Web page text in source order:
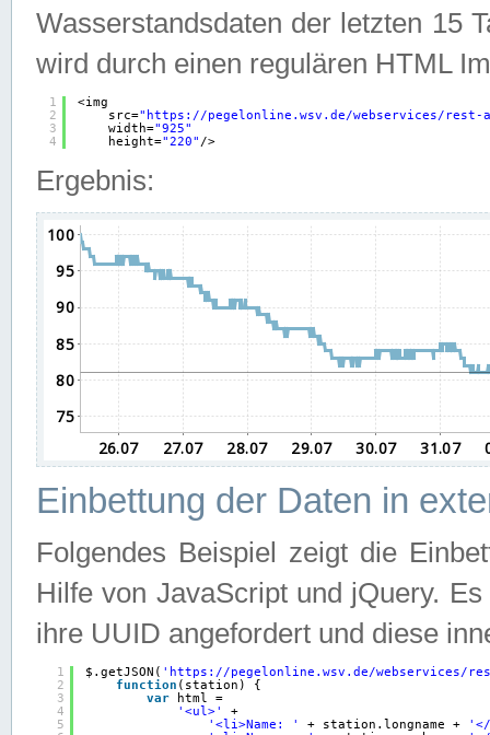
Wasserstandsdaten der letzten 15
wird durch einen regulären HTML
1
2
3
4
<img
src=" https://pegelonline.wsv.de/webservices/rest-
width="925"
height="220" />
Ergebnis:
Einbettung der Daten in
Folgendes Beispiel zeigt die
Hilfe von JavaScript und jQuery.
ihre UUID angefordert und diese
1
2
3
4
5
$.getJSON( ' https://pegelonline.wsv.de/webservices/
function (station) {
var
html =
'<ul>'
+
'<li>Name: '
+ station.longname +